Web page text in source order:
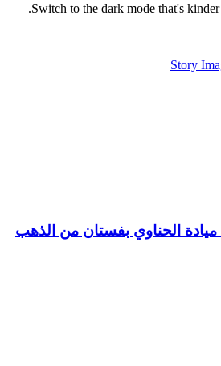
Switch to the dark mode that's
Story
الحناوي بفستان من الذهب